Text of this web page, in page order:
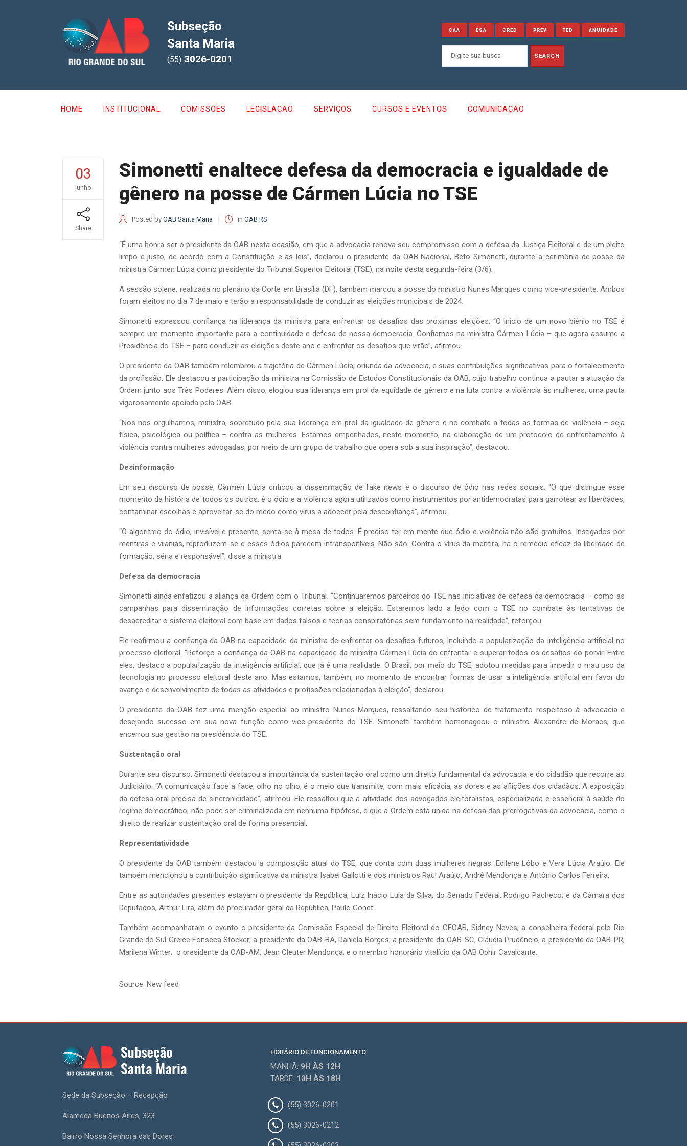
Subseção
Santa Maria
(55) 3026-0201
CAA ESA CRED PREV TED ANUIDADE
HOME INSTITUCIONAL COMISSÕES LEGISLAÇÃO SERVIÇOS CURSOS E EVENTOS COMUNICAÇÃO
03
junho
Share
Simonetti enaltece defesa da democracia e igualdade de
gênero na posse de Cármen Lúcia no TSE
Posted by OAB Santa Maria in OAB RS
“É uma honra ser o presidente da OAB nesta ocasião, em que a advocacia renova seu compromisso com a defesa da Justiça Eleitoral e de um pleito
limpo e justo, de acordo com a Constituição e as leis”, declarou o presidente da OAB Nacional, Beto Simonetti, durante a cerimônia de posse da
ministra Cármen Lúcia como presidente do Tribunal Superior Eleitoral (TSE), na noite desta segunda-feira (3/6).
A sessão solene, realizada no plenário da Corte em Brasília (DF), também marcou a posse do ministro Nunes Marques como vice-presidente. Ambos
foram eleitos no dia 7 de maio e terão a responsabilidade de conduzir as eleições municipais de 2024.
Simonetti expressou confiança na liderança da ministra para enfrentar os desafios das próximas eleições. “O início de um novo biênio no TSE é
sempre um momento importante para a continuidade e defesa de nossa democracia. Confiamos na ministra Cármen Lúcia – que agora assume a
Presidência do TSE – para conduzir as eleições deste ano e enfrentar os desafios que virão”, afirmou.
O presidente da OAB também relembrou a trajetória de Cármen Lúcia, oriunda da advocacia, e suas contribuições significativas para o fortalecimento
da profissão. Ele destacou a participação da ministra na Comissão de Estudos Constitucionais da OAB, cujo trabalho continua a pautar a atuação da
Ordem junto aos Três Poderes. Além disso, elogiou sua liderança em prol da equidade de gênero e na luta contra a violência às mulheres, uma pauta
vigorosamente apoiada pela OAB.
“Nós nos orgulhamos, ministra, sobretudo pela sua liderança em prol da igualdade de gênero e no combate a todas as formas de violência – seja
física, psicológica ou política – contra as mulheres. Estamos empenhados, neste momento, na elaboração de um protocolo de enfrentamento à
violência contra mulheres advogadas, por meio de um grupo de trabalho que opera sob a sua inspiração”, destacou.
Desinformação
Em seu discurso de posse, Cármen Lúcia criticou a disseminação de fake news e o discurso de ódio nas redes sociais. “O que distingue esse
momento da história de todos os outros, é o ódio e a violência agora utilizados como instrumentos por antidemocratas para garrotear as liberdades,
contaminar escolhas e aproveitar-se do medo como vírus a adoecer pela desconfiança”, afirmou.
“O algoritmo do ódio, invisível e presente, senta-se à mesa de todos. É preciso ter em mente que ódio e violência não são gratuitos. Instigados por
mentiras e vilanias, reproduzem-se e esses ódios parecem intransponíveis. Não são. Contra o vírus da mentira, há o remédio eficaz da liberdade de
formação, séria e responsável”, disse a ministra.
Defesa da democracia
Simonetti ainda enfatizou a aliança da Ordem com o Tribunal. “Continuaremos parceiros do TSE nas iniciativas de defesa da democracia – como as
campanhas para disseminação de informações corretas sobre a eleição. Estaremos lado a lado com o TSE no combate às tentativas de
desacreditar o sistema eleitoral com base em dados falsos e teorias conspiratórias sem fundamento na realidade”, reforçou.
Ele reafirmou a confiança da OAB na capacidade da ministra de enfrentar os desafios futuros, incluindo a popularização da inteligência artificial no
processo eleitoral. “Reforço a confiança da OAB na capacidade da ministra Cármen Lúcia de enfrentar e superar todos os desafios do porvir. Entre
eles, destaco a popularização da inteligência artificial, que já é uma realidade. O Brasil, por meio do TSE, adotou medidas para impedir o mau uso da
tecnologia no processo eleitoral deste ano. Mas estamos, também, no momento de encontrar formas de usar a inteligência artificial em favor do
avanço e desenvolvimento de todas as atividades e profissões relacionadas à eleição”, declarou.
O presidente da OAB fez uma menção especial ao ministro Nunes Marques, ressaltando seu histórico de tratamento respeitoso à advocacia e
desejando sucesso em sua nova função como vice-presidente do TSE. Simonetti também homenageou o ministro Alexandre de Moraes, que
encerrou sua gestão na presidência do TSE.
Sustentação oral
Durante seu discurso, Simonetti destacou a importância da sustentação oral como um direito fundamental da advocacia e do cidadão que recorre ao
Judiciário. “A comunicação face a face, olho no olho, é o meio que transmite, com mais eficácia, as dores e as aflições dos cidadãos. A exposição
da defesa oral precisa de sincronicidade”, afirmou. Ele ressaltou que a atividade dos advogados eleitoralistas, especializada e essencial à saúde do
regime democrático, não pode ser criminalizada em nenhuma hipótese, e que a Ordem está unida na defesa das prerrogativas da advocacia, como o
direito de realizar sustentação oral de forma presencial.
Representatividade
O presidente da OAB também destacou a composição atual do TSE, que conta com duas mulheres negras: Edilene Lôbo e Vera Lúcia Araújo. Ele
também mencionou a contribuição significativa da ministra Isabel Gallotti e dos ministros Raul Araújo, André Mendonça e Antônio Carlos Ferreira.
Entre as autoridades presentes estavam o presidente da República, Luiz Inácio Lula da Silva; do Senado Federal, Rodrigo Pacheco; e da Câmara dos
Deputados, Arthur Lira; além do procurador-geral da República, Paulo Gonet.
Também acompanharam o evento o presidente da Comissão Especial de Direito Eleitoral do CFOAB, Sidney Neves; a conselheira federal pelo Rio
Grande do Sul Greice Fonseca Stocker; a presidente da OAB-BA, Daniela Borges; a presidente da OAB-SC, Cláudia Prudêncio; a presidente da OAB-PR,
Marilena Winter; o presidente da OAB-AM, Jean Cleuter Mendonça; e o membro honorário vitalício da OAB Ophir Cavalcante.
Source: New feed
Sede da Subseção – Recepção
Alameda Buenos Aires, 323
Bairro Nossa Senhora das Dores
HORÁRIO DE FUNCIONAMENTO
MANHÃ: 9H ÀS 12H
TARDE: 13H ÀS 18H
(55) 3026-0201
(55) 3026-0212